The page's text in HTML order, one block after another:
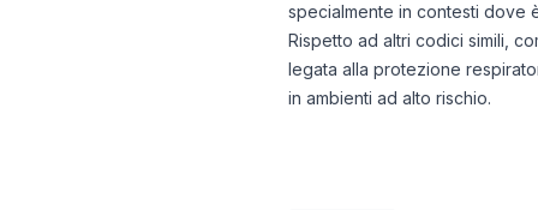
specialmente in contesti dove
Rispetto ad altri codici simili,
legata alla protezione
in ambienti ad alto rischio.